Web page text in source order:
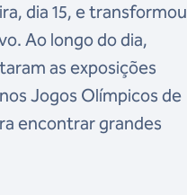
dia 15, e transformou
Ao longo do dia,
as exposições
Jogos Olímpicos de
encontrar grandes